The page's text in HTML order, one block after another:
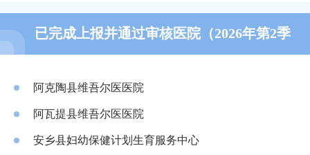
已完成上报并通过审核医院（2026年第2季
阿克苏地区第三人民医院（阿克苏地区传染病医院）
阿克陶县维吾尔医医院
阿瓦提县维吾尔医医院
安乡县妇幼保健计划生育服务中心